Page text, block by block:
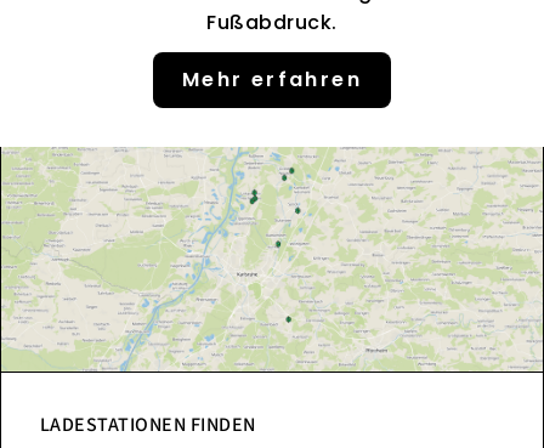
Fußabdruck.
Mehr erfahren
LADESTATIONEN FINDEN